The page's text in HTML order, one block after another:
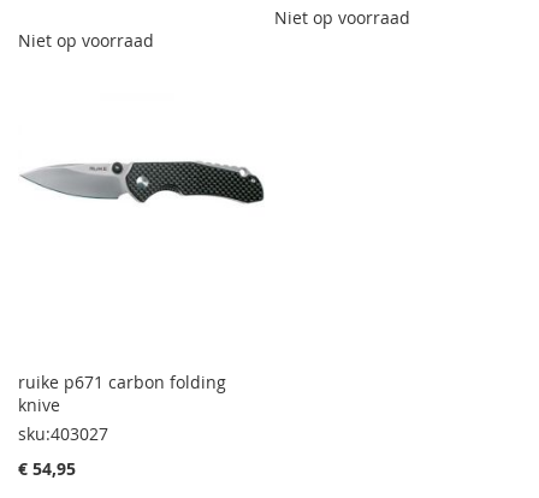
Niet op voorraad
Niet op voorraad
ruike p671 carbon folding
knive
sku:403027
€ 54,95